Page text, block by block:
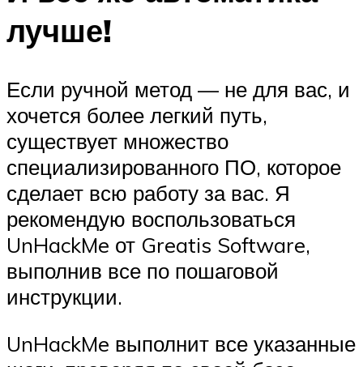
лучше!
Если ручной метод — не для вас, и
хочется более легкий путь,
существует множество
специализированного ПО, которое
сделает всю работу за вас. Я
рекомендую воспользоваться
UnHackMe от Greatis Software,
выполнив все по пошаговой
инструкции.
UnHackMe выполнит все указанные